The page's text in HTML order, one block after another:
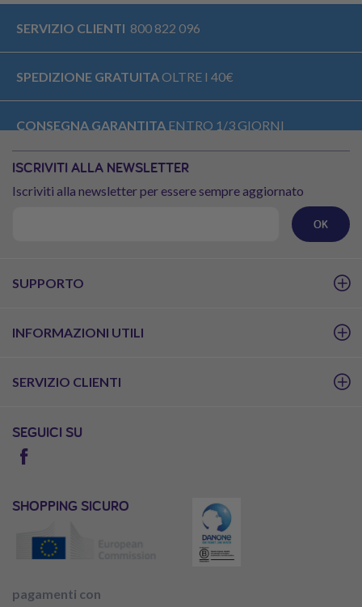
SERVIZIO CLIENTI 800 822 096
SPEDIZIONE GRATUITAOLTRE I 40€
CONSEGNA GARANTITA ENTRO 1/3 GIORNI
RESO GRATUITO
ISCRIVITI ALLA NEWSLETTER
Iscriviti alla newsletter per essere sempre aggiornato
OK
SUPPORTO
INFORMAZIONI UTILI
SERVIZIO CLIENTI
SEGUICI SU
SHOPPING SICURO
pagamenti con